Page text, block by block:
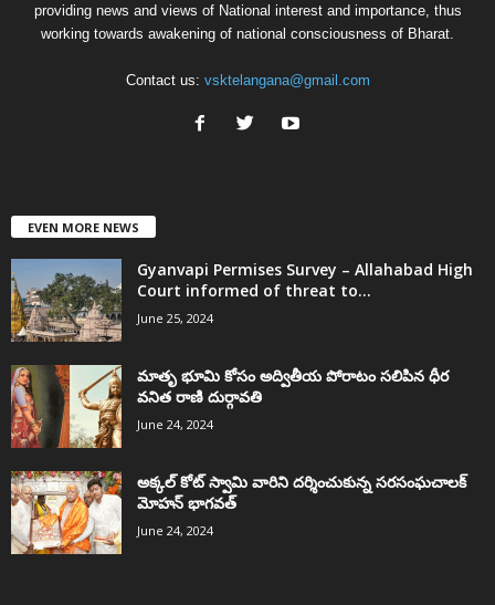
providing news and views of National interest and importance, thus
working towards awakening of national consciousness of Bharat.
Contact us: vsktelangana@gmail.com
EVEN MORE NEWS
Gyanvapi Permises Survey – Allahabad High
Court informed of threat to...
June 25, 2024
మాతృ భూమి కోసం అద్వితీయ పోరాటం సలిపిన ధీర
వనిత రాణి దుర్గావతి
June 24, 2024
అక్కల్‌ కోట్‌ స్వామి వారిని దర్శించుకున్న సరసంఘచాలక్
మోహన్ భాగవత్
June 24, 2024